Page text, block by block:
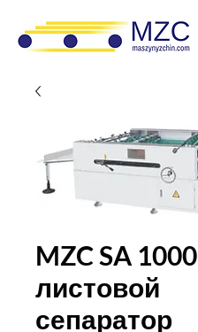
MZC SA 1000
листовой
сепаратор